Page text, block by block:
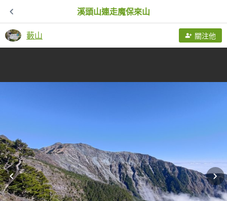
溪頭山連走魔保來山
藪山 關注他